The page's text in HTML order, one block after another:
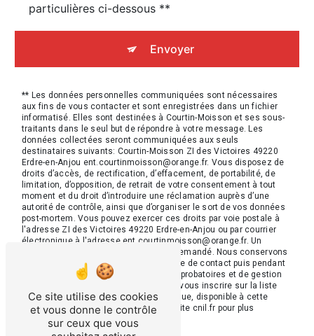
particulières ci-dessous **
Envoyer
** Les données personnelles communiquées sont nécessaires
aux fins de vous contacter et sont enregistrées dans un fichier
informatisé. Elles sont destinées à Courtin-Moisson et ses sous-
traitants dans le seul but de répondre à votre message. Les
données collectées seront communiquées aux seuls
destinataires suivants: Courtin-Moisson ZI des Victoires 49220
Erdre-en-Anjou ent.courtinmoisson@orange.fr. Vous disposez de
droits d’accès, de rectification, d’effacement, de portabilité, de
limitation, d’opposition, de retrait de votre consentement à tout
moment et du droit d’introduire une réclamation auprès d’une
autorité de contrôle, ainsi que d’organiser le sort de vos données
post-mortem. Vous pouvez exercer ces droits par voie postale à
l'adresse ZI des Victoires 49220 Erdre-en-Anjou ou par courrier
électronique à l'adresse ent.courtinmoisson@orange.fr. Un
justificatif d'identité pourra vous être demandé. Nous conservons
vos données pendant la période de prise de contact puis pendant
la durée de prescription légale aux fins probatoires et de gestion
des contentieux. Vous avez le droit de vous inscrire sur la liste
d'opposition au démarchage téléphonique, disponible à cette
adresse:Bloctel.gouv.fr. Consultez le site cnil.fr pour plus
d’informations sur vos droits.
Ce site utilise des cookies
et vous donne le contrôle
sur ceux que vous